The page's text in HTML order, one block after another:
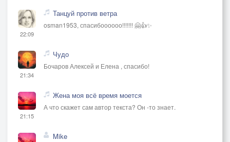
22:09
Танцуй против ветра
osman1953, спасибоооооо!!!!!!! 🤗👍✨
21:34
Чудо
Бочаров Алексей и Елена , спасибо!
21:15
Жена моя всё время моется
А что скажет сам автор текста? Он -то знает.
Mike